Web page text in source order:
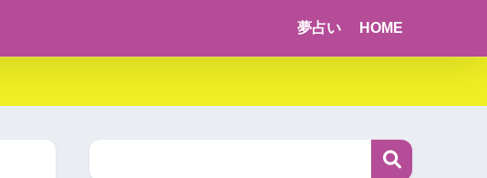
夢占い HOME